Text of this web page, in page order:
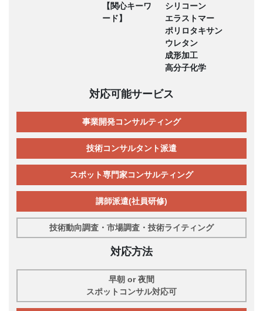
【関心キーワ
ード】
シリコーン
エラストマー
ポリロタキサン
ウレタン
成形加工
高分子化学
対応可能サービス
事業開発コンサルティング
技術コンサルタント派遣
スポット専門家コンサルティング
講師派遣(社員研修)
技術動向調査・市場調査・技術ライティング
対応方法
早朝 or 夜間
スポットコンサル対応可